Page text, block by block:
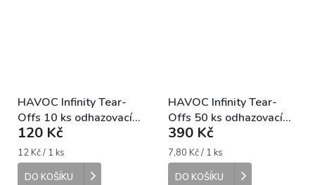
HAVOC Infinity Tear-
Offs 10 ks odhazovací
slídy
120 Kč
Měrná
cena:
12 Kč / 1 ks
DO KOŠÍKU
HAVOC Infinity Tear-
Offs 50 ks odhazovací
slídy
390 Kč
Měrná
cena:
7,80 Kč / 1 ks
DO KOŠÍKU